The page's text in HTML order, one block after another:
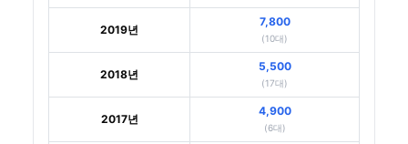
2019년
7,800
(10대)
2018년
5,500
(17대)
2017년
4,900
(6대)